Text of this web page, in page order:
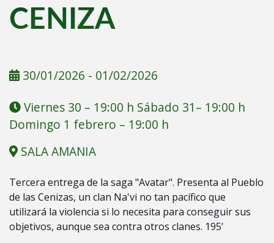
CENIZA
30/01/2026 - 01/02/2026
Viernes 30 – 19:00 h Sábado 31– 19:00 h
Domingo 1 febrero – 19:00 h
SALA AMANIA
Tercera entrega de la saga "Avatar". Presenta al Pueblo
de las Cenizas, un clan Na'vi no tan pacífico que
utilizará la violencia si lo necesita para conseguir sus
objetivos, aunque sea contra otros clanes. 195’